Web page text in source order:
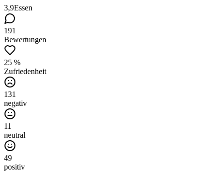
3,9Essen
191
Bewertungen
25 %
Zufriedenheit
131
negativ
11
neutral
49
positiv